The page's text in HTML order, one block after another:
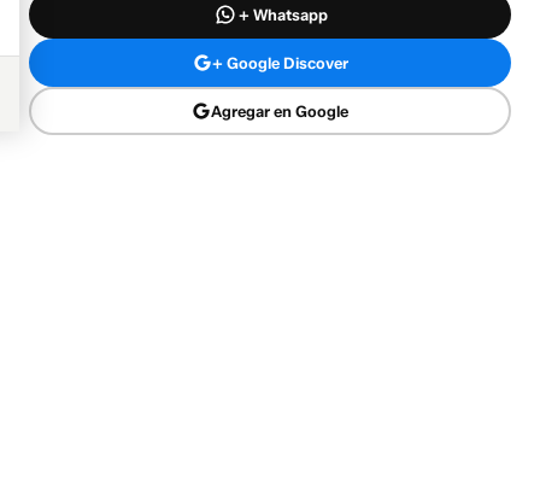
+ Whatsapp
+ Google Discover
Agregar en Google